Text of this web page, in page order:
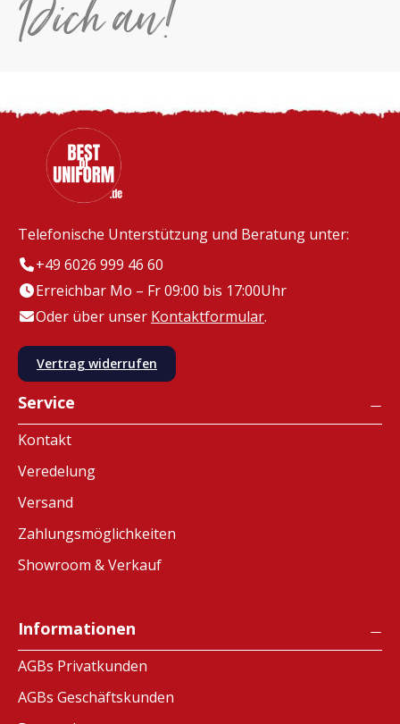
Telefonische Unterstützung und Beratung unter:
+49 6026 999 46 60
Erreichbar Mo – Fr 09:00 bis 17:00Uhr
Oder über unser Kontaktformular.
Vertrag widerrufen
Service
Kontakt
Veredelung
Versand
Zahlungsmöglichkeiten
Showroom & Verkauf
Informationen
AGBs Privatkunden
AGBs Geschäftskunden